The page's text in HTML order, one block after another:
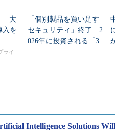
大
入を
ライ
「個別製品を買い足す
セキュリティ」終了 2
026年に投資される「3
Intelligence Solutions Will